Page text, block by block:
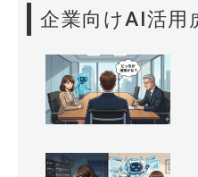
企業向けAI活用